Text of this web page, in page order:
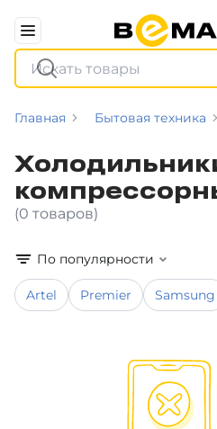
Главная Бытовая техника
(0 товаров)
По популярности
Artel Premier Samsung